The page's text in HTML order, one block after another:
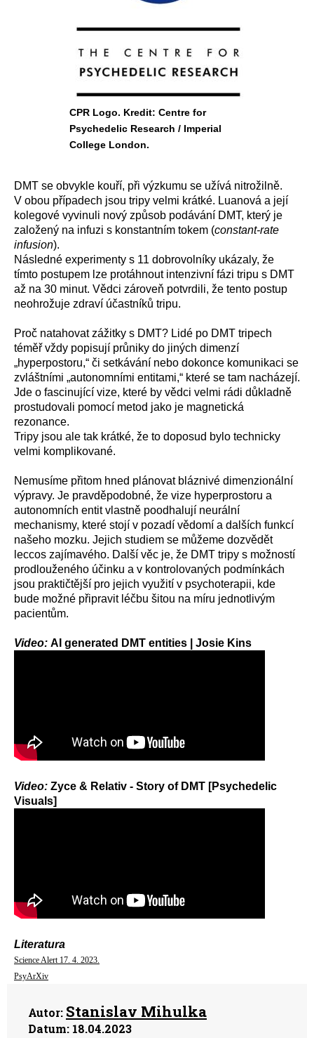
CPR Logo. Kredit: Centre for
Psychedelic Research / Imperial
College London.
DMT se obvykle kouří, při výzkumu se užívá nitrožilně.
V obou případech jsou tripy velmi krátké. Luanová a její
kolegové vyvinuli nový způsob podávání DMT, který je
založený na infuzi s konstantním tokem (constant-rate
infusion).
Následné experimenty s 11 dobrovolníky ukázaly, že
tímto postupem lze protáhnout intenzivní fázi tripu s DMT
až na 30 minut. Vědci zároveň potvrdili, že tento postup
neohrožuje zdraví účastníků tripu.
Proč natahovat zážitky s DMT? Lidé po DMT tripech
téměř vždy popisují průniky do jiných dimenzí
„hyperpostoru,“ či setkávání nebo dokonce komunikaci se
zvláštními „autonomními entitami,“ které se tam nacházejí.
Jde o fascinující vize, které by vědci velmi rádi důkladně
prostudovali pomocí metod jako je magnetická
rezonance.
Tripy jsou ale tak krátké, že to doposud bylo technicky
velmi komplikované.
Nemusíme přitom hned plánovat bláznivé dimenzionální
výpravy. Je pravděpodobné, že vize hyperprostoru a
autonomních entit vlastně poodhalují neurální
mechanismy, které stojí v pozadí vědomí a dalších funkcí
našeho mozku. Jejich studiem se můžeme dozvědět
leccos zajímavého. Další věc je, že DMT tripy s možností
prodlouženého účinku a v kontrolovaných podmínkách
jsou praktičtější pro jejich využití v psychoterapii, kde
bude možné připravit léčbu šitou na míru jednotlivým
pacientům.
Video: AI generated DMT entities | Josie Kins
Video: Zyce & Relativ - Story of DMT [Psychedelic
Visuals]
Literatura
Science Alert 17. 4. 2023.
PsyArXiv
Autor: Stanislav Mihulka
Datum: 18.04.2023